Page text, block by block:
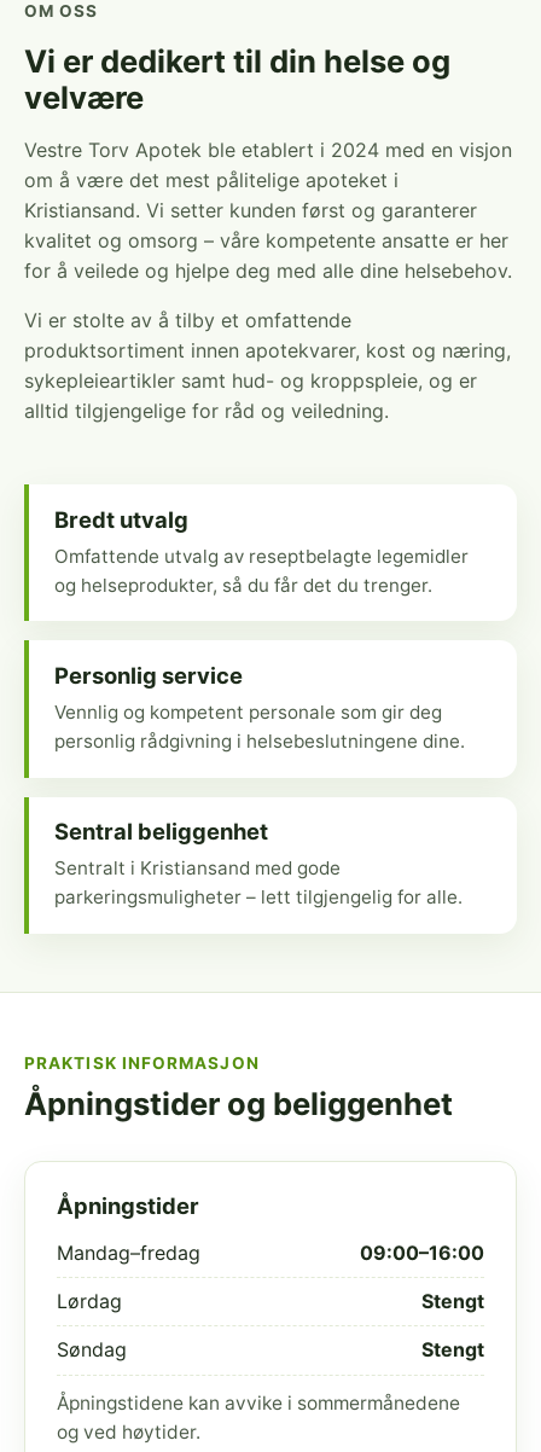
OM OSS
Vi er dedikert til din helse og
velvære
Vestre Torv Apotek ble etablert i 2024 med en visjon
om å være det mest pålitelige apoteket i
Kristiansand. Vi setter kunden først og garanterer
kvalitet og omsorg – våre kompetente ansatte er her
for å veilede og hjelpe deg med alle dine helsebehov.
Vi er stolte av å tilby et omfattende
produktsortiment innen apotekvarer, kost og næring,
sykepleieartikler samt hud- og kroppspleie, og er
alltid tilgjengelige for råd og veiledning.
Bredt utvalg
Omfattende utvalg av reseptbelagte legemidler
og helseprodukter, så du får det du trenger.
Personlig service
Vennlig og kompetent personale som gir deg
personlig rådgivning i helsebeslutningene dine.
Sentral beliggenhet
Sentralt i Kristiansand med gode
parkeringsmuligheter – lett tilgjengelig for alle.
PRAKTISK INFORMASJON
Åpningstider og beliggenhet
Åpningstider
Mandag–fredag 09:00–16:00
Lørdag Stengt
Søndag Stengt
Åpningstidene kan avvike i sommermånedene
og ved høytider.